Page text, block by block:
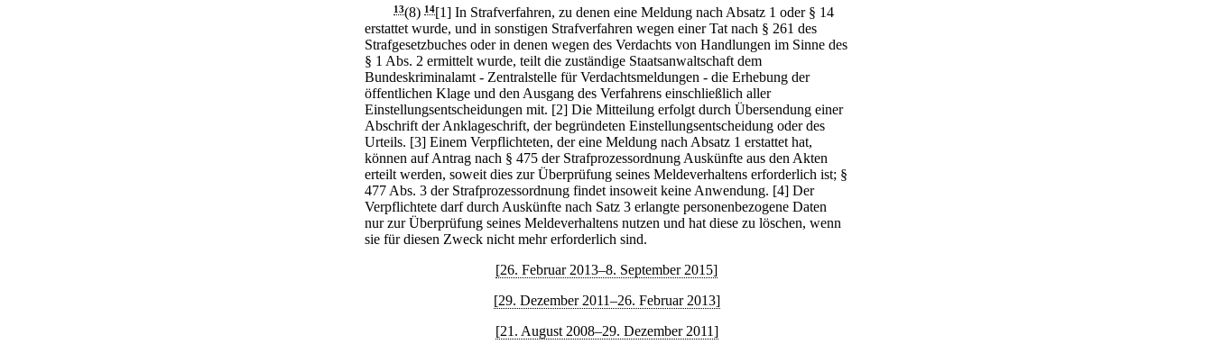
13(8) 14[1] In Strafverfahren, zu denen eine Meldung nach Absatz 1 oder § 14
erstattet wurde, und in sonstigen Strafverfahren wegen einer Tat nach § 261 des
Strafgesetzbuches oder in denen wegen des Verdachts von Handlungen im Sinne des
§ 1 Abs. 2 ermittelt wurde, teilt die zuständige Staatsanwaltschaft dem
Bundeskriminalamt - Zentralstelle für Verdachtsmeldungen - die Erhebung der
öffentlichen Klage und den Ausgang des Verfahrens einschließlich aller
Einstellungsentscheidungen mit. [2] Die Mitteilung erfolgt durch Übersendung einer
Abschrift der Anklageschrift, der begründeten Einstellungsentscheidung oder des
Urteils. [3] Einem Verpflichteten, der eine Meldung nach Absatz 1 erstattet hat,
können auf Antrag nach § 475 der Strafprozessordnung Auskünfte aus den Akten
erteilt werden, soweit dies zur Überprüfung seines Meldeverhaltens erforderlich ist; §
477 Abs. 3 der Strafprozessordnung findet insoweit keine Anwendung. [4] Der
Verpflichtete darf durch Auskünfte nach Satz 3 erlangte personenbezogene Daten
nur zur Überprüfung seines Meldeverhaltens nutzen und hat diese zu löschen, wenn
sie für diesen Zweck nicht mehr erforderlich sind.
[26. Februar 2013–8. September 2015]
[29. Dezember 2011–26. Februar 2013]
[21. August 2008–29. Dezember 2011]